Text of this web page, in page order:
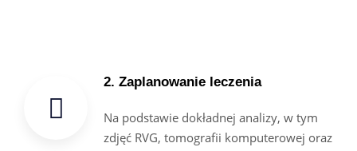
2. Zaplanowanie leczenia
Na podstawie dokładnej analizy, w tym
zdjęć RVG, tomografii komputerowej oraz